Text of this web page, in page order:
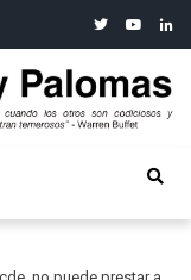
twitteryoutube